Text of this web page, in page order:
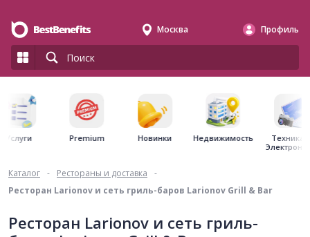
Москва Профиль
Услуги Premium Новинки Недвижимость
Техника
Каталог - Рестораны и доставка
-
Ресторан Larionov и сеть гриль-баров Larionov Grill & Bar
Ресторан Larionov и сеть гриль-